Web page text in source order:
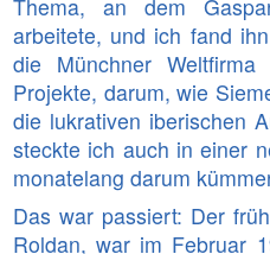
Hokus Fokus
Thema, an dem
arbeitete, und ich fand
die Münchner
Projekte, darum, wie
die lukrativen iberischen
steckte ich auch in einer
monatelang darum
Das war passiert: Der
Roldan, war im Februar